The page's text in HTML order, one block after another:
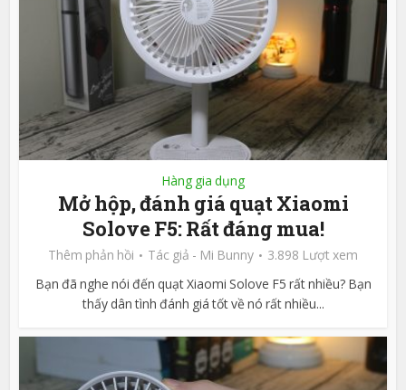
Hàng gia dụng
Mở hộp, đánh giá quạt Xiaomi
Solove F5: Rất đáng mua!
Thêm phản hồi Tác giả - Mi Bunny
3.898 Lượt xem
Bạn đã nghe nói đến quạt Xiaomi Solove F5 rất nhiều? Bạn
thấy dân tình đánh giá tốt về nó rất nhiều...